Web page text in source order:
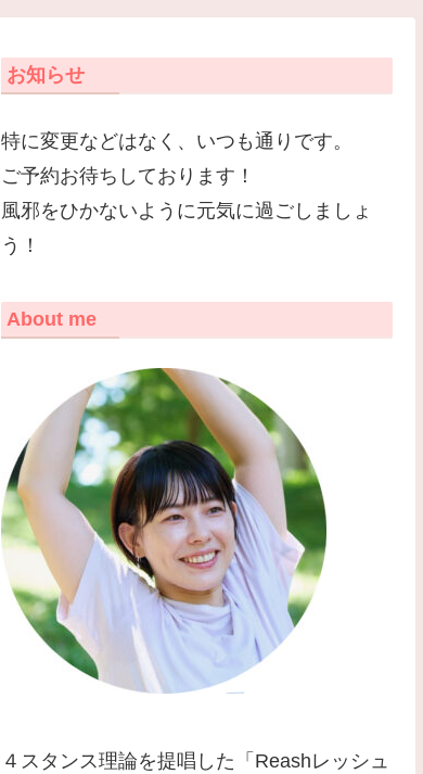
お知らせ
特に変更などはなく、いつも通りです。
ご予約お待ちしております！
風邪をひかないように元気に過ごしましょ
う！
About me
４スタンス理論を提唱した「Reashレッシュ